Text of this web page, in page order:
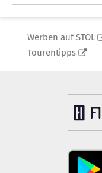
Werben auf STOL
Tourentipps